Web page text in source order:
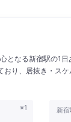
となる新宿駅の1日
り、居抜き・ス
※1 新